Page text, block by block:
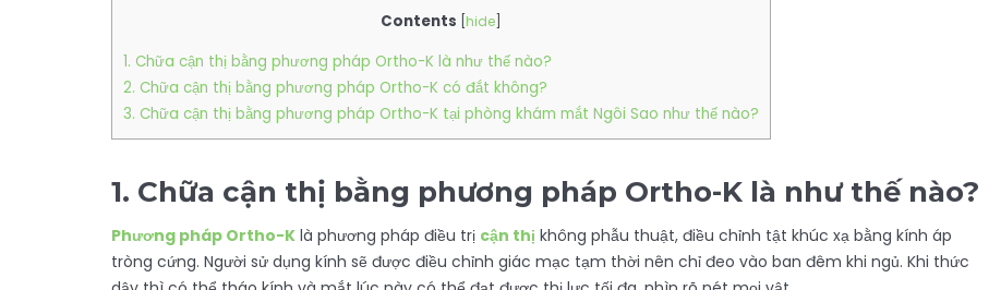
Contents hide
1. Chữa cận thị bằng phương pháp Ortho-K là như thế nào?
2. Chữa cận thị bằng phương pháp Ortho-K có đắt không?
3. Chữa cận thị bằng phương pháp Ortho-K tại phòng khám mắt Ngôi Sao như thế nào?
1. Chữa cận thị bằng phương pháp Ortho-K là như thế nào?
Phương pháp Ortho-K là phương pháp điều trị cận thị không phẫu thuật, điều chỉnh tật khúc xạ bằng kính áp
tròng cứng. Người sử dụng kính sẽ được điều chỉnh giác mạc tạm thời nên chỉ đeo vào ban đêm khi ngủ. Khi thức